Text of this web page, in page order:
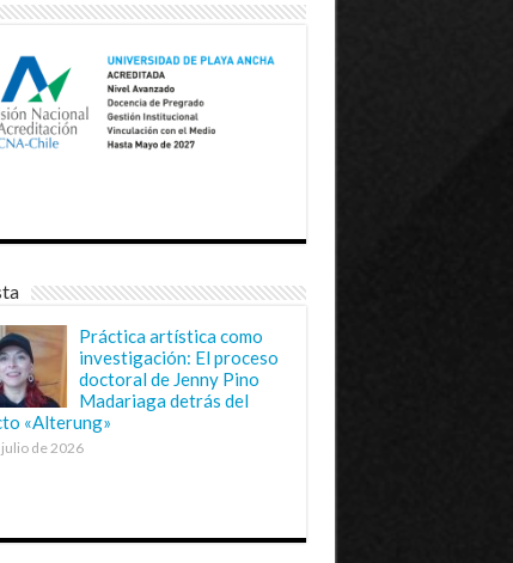
Práctica artística como
investigación: El proceso
doctoral de Jenny Pino
Madariaga detrás del
«Alterung»
de 2026